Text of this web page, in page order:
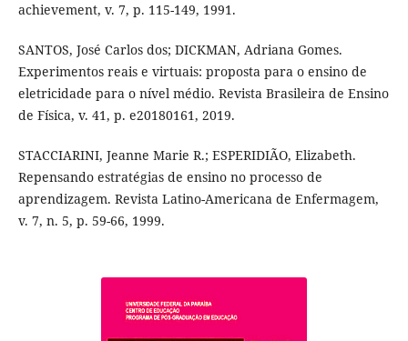
achievement, v. 7, p. 115-149, 1991.
SANTOS, José Carlos dos; DICKMAN, Adriana Gomes.
Experimentos reais e virtuais: proposta para o ensino de
eletricidade para o nível médio. Revista Brasileira de Ensino
de Física, v. 41, p. e20180161, 2019.
STACCIARINI, Jeanne Marie R.; ESPERIDIÃO, Elizabeth.
Repensando estratégias de ensino no processo de
aprendizagem. Revista Latino-Americana de Enfermagem,
v. 7, n. 5, p. 59-66, 1999.